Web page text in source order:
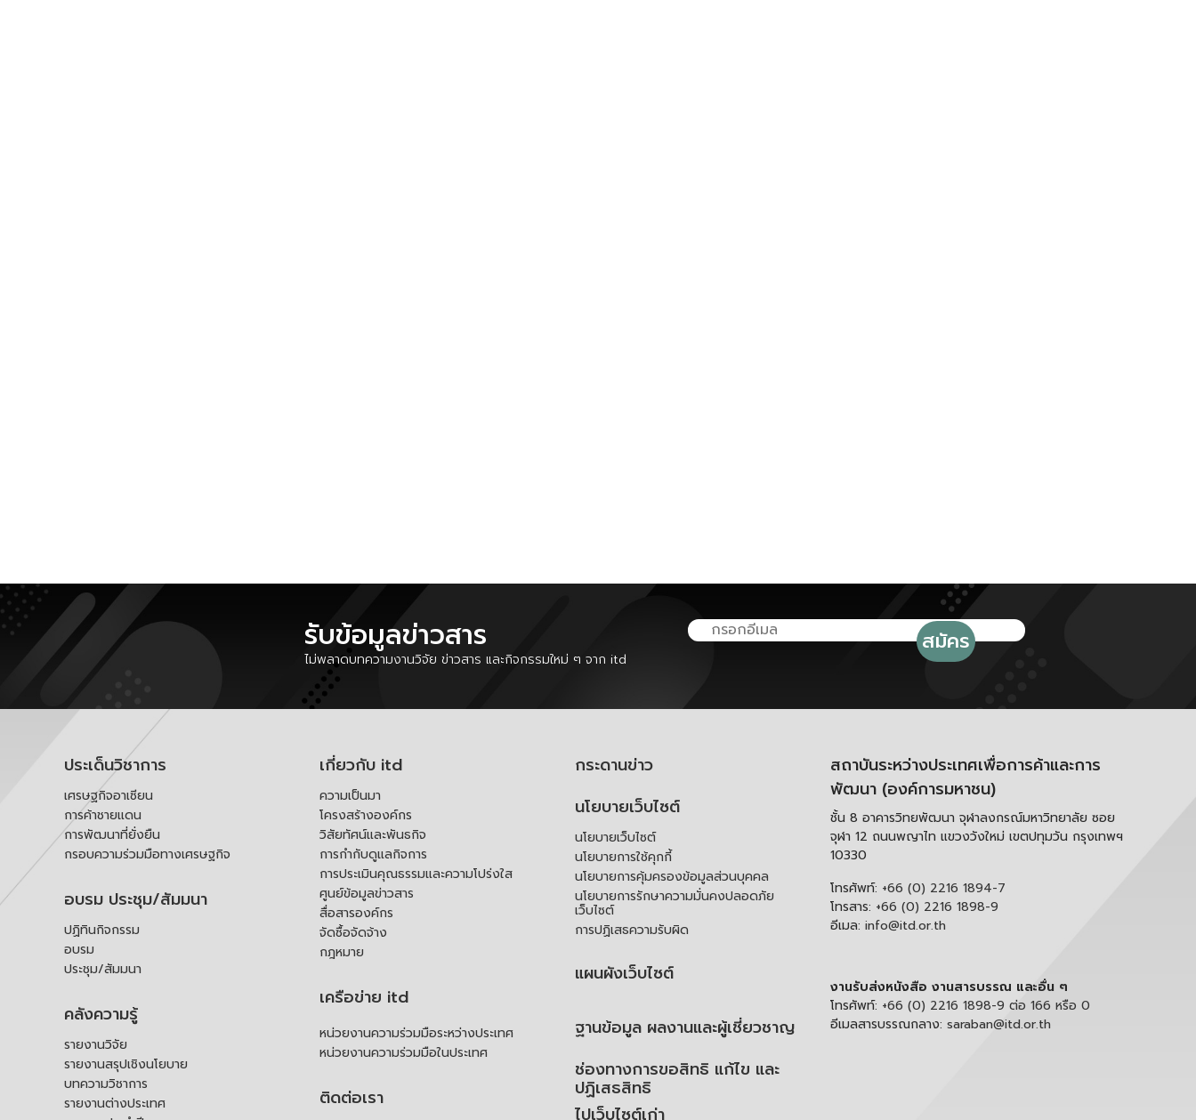
รับข้อมูลข่าวสาร
ไม่พลาดบทความงานวิจัย ข่าวสาร และกิจกรรมใหม่ ๆ จาก itd
ประเด็นวิชาการ
เศรษฐกิจอาเซียน
การค้าชายแดน
การพัฒนาที่ยั่งยืน
กรอบความร่วมมือทางเศรษฐกิจ
อบรม ประชุม/สัมมนา
ปฏิทินกิจกรรม
อบรม
ประชุม/สัมมนา
คลังความรู้
รายงานวิจัย
รายงานสรุปเชิงนโยบาย
บทความวิชาการ
รายงานต่างประเทศ
เกี่ยวกับ itd
ความเป็นมา
โครงสร้างองค์กร
วิสัยทัศน์และพันธกิจ
การกำกับดูแลกิจการ
การประเมินคุณธรรมและความโปร่งใส
ศูนย์ข้อมูลข่าวสาร
สื่อสารองค์กร
จัดซื้อจัดจ้าง
กฎหมาย
เครือข่าย itd
หน่วยงานความร่วมมือระหว่างประเทศ
หน่วยงานความร่วมมือในประเทศ
ติดต่อเรา
กระดานข่าว
นโยบายเว็บไซต์
นโยบายเว็บไซต์
นโยบายการใช้คุกกี้
นโยบายการคุ้มครองข้อมูลส่วนบุคคล
นโยบายการรักษาความมั่นคงปลอดภัย
เว็บไซต์
การปฏิเสธความรับผิด
แผนผังเว็บไซต์
ฐานข้อมูล ผลงานและผู้เชี่ยวชาญ
ช่องทางการขอสิทธิ แก้ไข และ
ปฏิเสธสิทธิ
ไปเว็บไซต์เก่า
สถาบันระหว่างประเทศเพื่อการค้าและการ
พัฒนา (องค์การมหาชน)
ชั้น 8 อาคารวิทยพัฒนา จุฬาลงกรณ์มหาวิทยาลัย ซอย
จุฬา 12 ถนนพญาไท แขวงวังใหม่ เขตปทุมวัน กรุงเทพฯ
10330
โทรศัพท์: +66 (0) 2216 1894-7
โทรสาร: +66 (0) 2216 1898-9
อีเมล: info@itd.or.th
งานรับส่งหนังสือ งานสารบรรณ และอื่น ๆ
โทรศัพท์: +66 (0) 2216 1898-9 ต่อ 166 หรือ 0
อีเมลสารบรรณกลาง: saraban@itd.or.th